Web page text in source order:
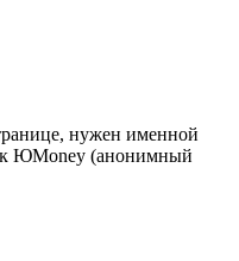
нужен именной
ЮMoney (анонимный